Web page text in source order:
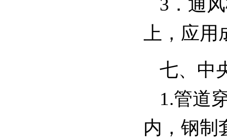
上，应
七、中
1.管道
内，钢制